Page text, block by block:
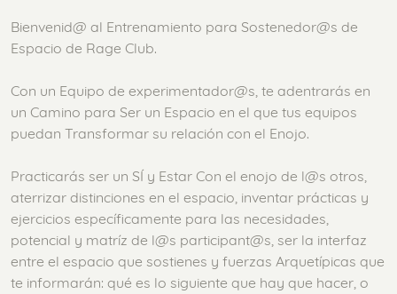
Bienvenid@ al Entrenamiento para Sostenedor@s de
Espacio de Rage Club.
Con un Equipo de experimentador@s, te adentrarás en
un Camino para Ser un Espacio en el que tus equipos
puedan Transformar su relación con el Enojo.
Practicarás ser un SÍ y Estar Con el enojo de l@s otros,
aterrizar distinciones en el espacio, inventar prácticas y
ejercicios específicamente para las necesidades,
potencial y matríz de l@s participant@s, ser la interfaz
entre el espacio que sostienes y fuerzas Arquetípicas que
te informarán: qué es lo siguiente que hay que hacer, o